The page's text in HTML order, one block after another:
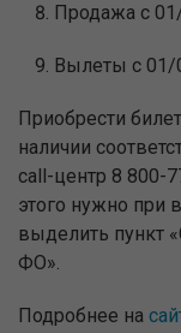
Продажа с
Вылеты с 01/
Приобрести
наличии
call-центр 8 800-
этого нужно при
выделить пункт
ФО».
Подробнее на